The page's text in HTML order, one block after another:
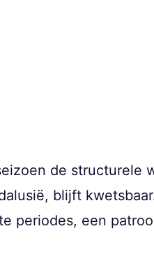
de structurele
blijft
periodes, een